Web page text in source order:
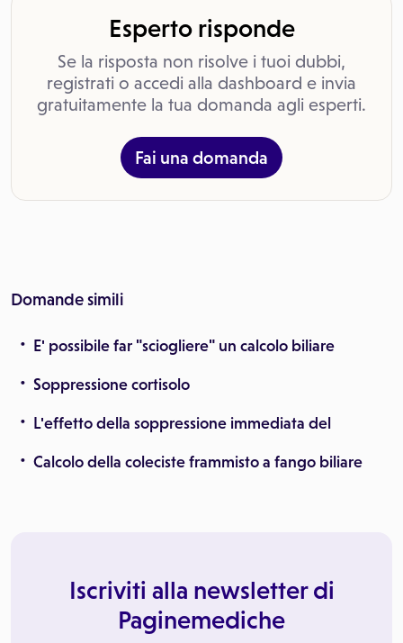
Esperto risponde
Se la risposta non risolve i tuoi dubbi,
registrati o accedi alla dashboard e invia
gratuitamente la tua domanda agli esperti.
Fai una domanda
Domande simili
E' possibile far "sciogliere" un calcolo biliare
Soppressione cortisolo
L'effetto della soppressione immediata del
Calcolo della coleciste frammisto a fango biliare
Iscriviti alla newsletter di
Paginemediche